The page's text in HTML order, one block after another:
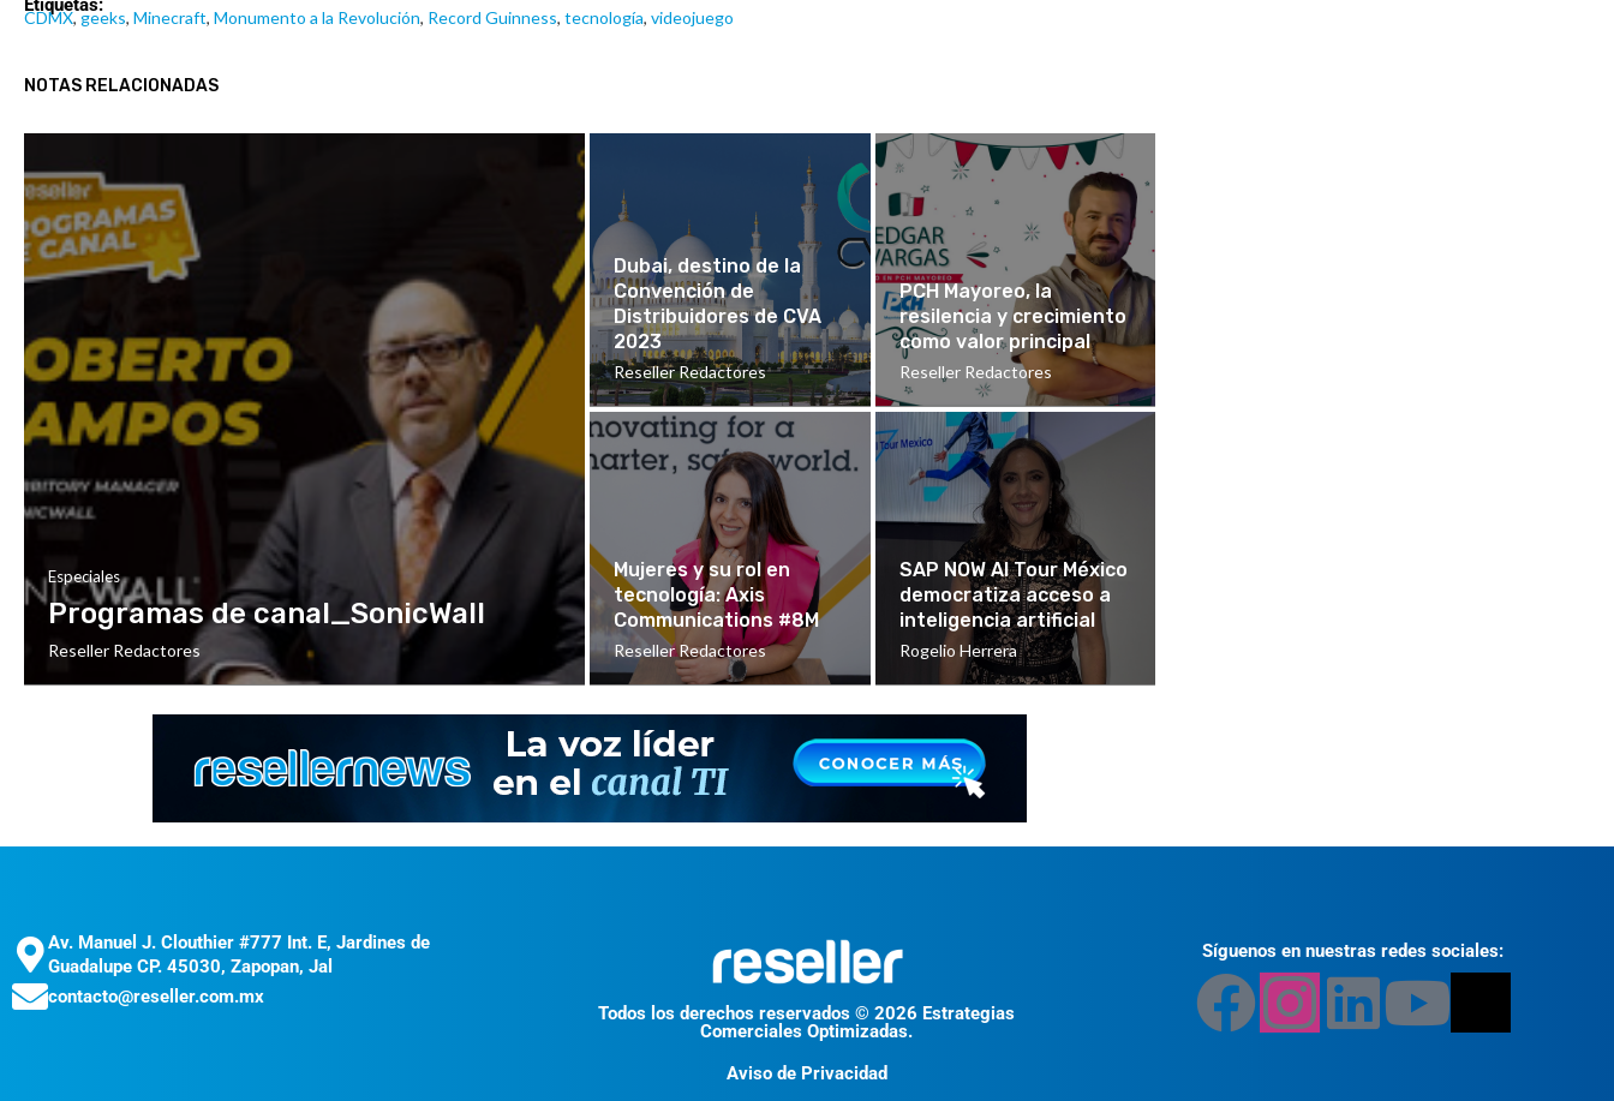
Etiquetas:
CDMX,geeks, Minecraft, Monumento a la Revolución, Record Guinness, tecnología, videojuego
NOTAS RELACIONADAS
Especiales
Programas de canal_SonicWall
Reseller Redactores
Dubai, destino de la
Convención de
Distribuidores de CVA
2023
Reseller Redactores
PCH Mayoreo, la
resilencia y crecimiento
como valor principal
Reseller Redactores
Mujeres y su rol en
tecnología: Axis
Communications #8M
Reseller Redactores
SAP NOW AI Tour México
democratiza acceso a
inteligencia artificial
Rogelio Herrera
Av. Manuel J. Clouthier #777 Int. E, Jardines de
Guadalupe CP. 45030, Zapopan, Jal
contacto@reseller.com.mx
Todos los derechos reservados © 2026 Estrategias
Comerciales Optimizadas.
Aviso de Privacidad
Síguenos en nuestras redes sociales: